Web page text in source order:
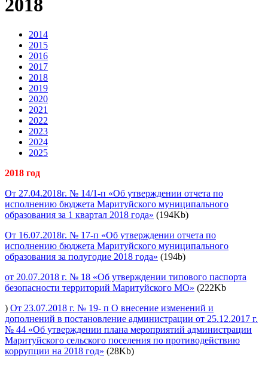
2018
2014
2015
2016
2017
2018
2019
2020
2021
2022
2023
2024
2025
2018 год
От 27.04.2018г. № 14/1-п «Об утверждении отчета по
исполнению бюджета Маритуйского муниципального
образования за 1 квартал 2018 года» (194Kb)
От 16.07.2018г. № 17-п «Об утверждении отчета по
исполнению бюджета Маритуйского муниципального
образования за полугодие 2018 года» (194b)
от 20.07.2018 г. № 18 «Об утверждении типового паспорта
безопасности территорий Маритуйского МО» (222Kb
) От 23.07.2018 г. № 19- п О внесение изменений и
дополнений в постановление администрации от 25.12.2017 г.
№ 44 «Об утверждении плана мероприятий администрации
Маритуйского сельского поселения по противодействию
коррупции на 2018 год» (28Kb)